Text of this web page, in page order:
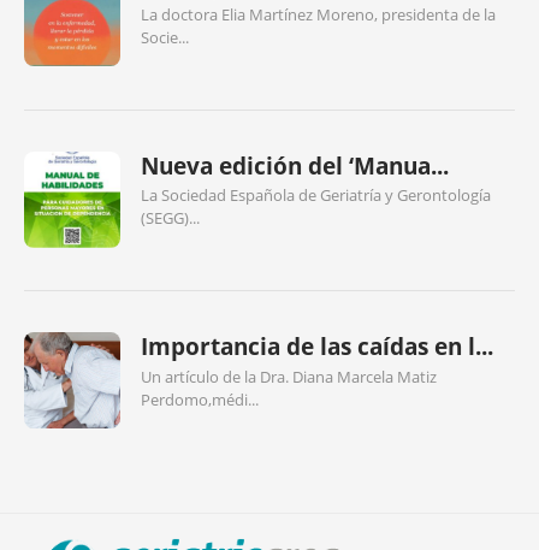
La doctora Elia Martínez Moreno, presidenta de la
Socie...
Nueva edición del ‘Manua...
La Sociedad Española de Geriatría y Gerontología
(SEGG)...
Importancia de las caídas en l...
Un artículo de la Dra. Diana Marcela Matiz
Perdomo,médi...